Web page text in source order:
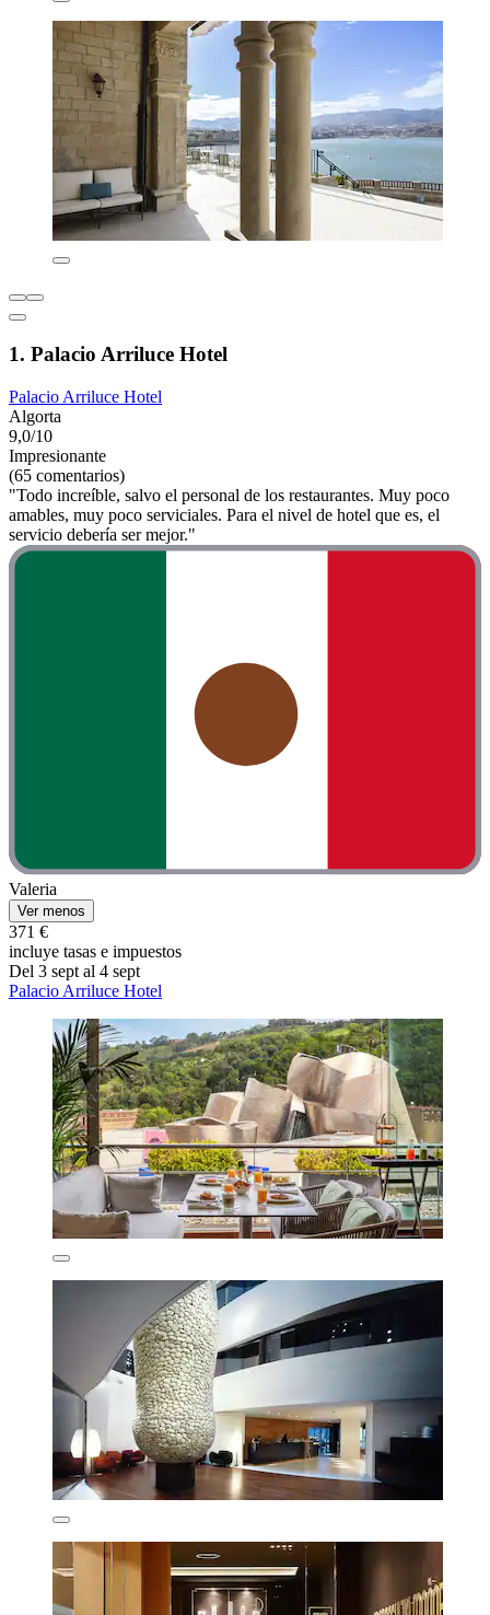
1. Palacio Arriluce Hotel
Palacio Arriluce Hotel
Algorta
9,0/10
Impresionante
(65 comentarios)
"Todo increíble, salvo el personal de los restaurantes. Muy poco
amables, muy poco serviciales. Para el nivel de hotel que es, el
servicio debería ser mejor."
Valeria
Ver menos
371 €
incluye tasas e impuestos
Del 3 sept al 4 sept
Palacio Arriluce Hotel